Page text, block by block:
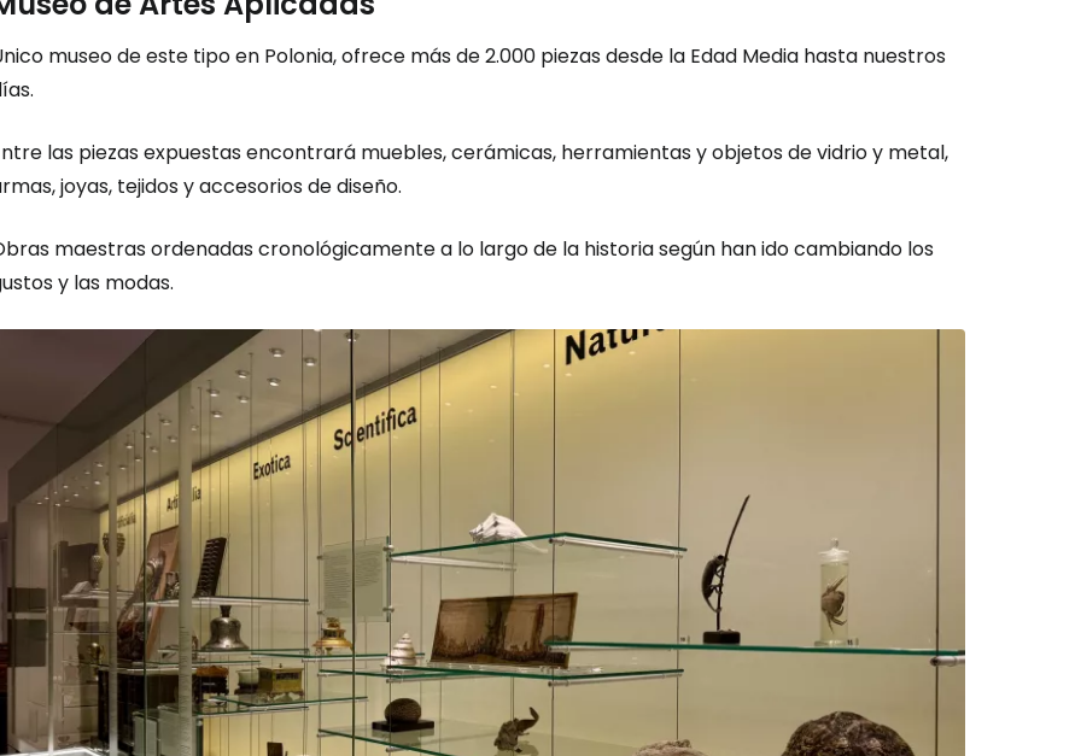
museo de este tipo en Polonia, ofrece más de 2.000 piezas desde la Edad Media hasta nuestros
las piezas expuestas encontrará muebles, cerámicas, herramientas y objetos de vidrio y metal,
joyas, tejidos y accesorios de diseño.
maestras ordenadas cronológicamente a lo largo de la historia según han ido cambiando los
y las modas.